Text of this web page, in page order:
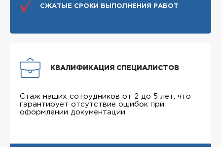
СЖАТЫЕ СРОКИ ВЫПОЛНЕНИЯ РАБОТ
КВАЛИФИКАЦИЯ СПЕЦИАЛИСТОВ
Стаж наших сотрудников от 2 до 5 лет, что
гарантирует отсутствие ошибок при
оформлении документации.